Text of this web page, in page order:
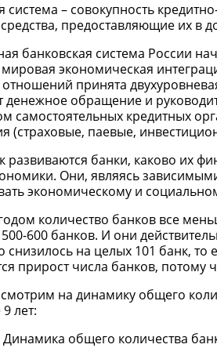
система – совокупность
предоставляющие их в
банковская система России
экономическая
принята
денежное обращение и
самостоятельных кредитных
(страховые, паевые,
развиваются банки, каково их
Они, являясь
экономическому и
количество банков все
600 банков. И они
снизилось на целых 101 банк,
прирост числа банков, потому
на динамику общего
лет:
Динамика общего количества